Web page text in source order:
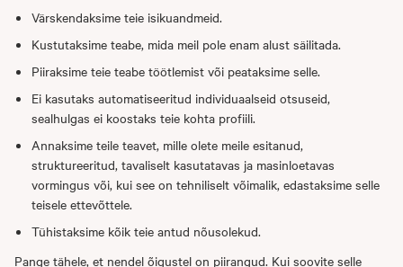
Värskendaksime teie isikuandmeid.
Kustutaksime teabe, mida meil pole enam alust säilitada.
Piiraksime teie teabe töötlemist või peataksime selle.
Ei kasutaks automatiseeritud individuaalseid otsuseid,
sealhulgas ei koostaks teie kohta profiili.
Annaksime teile teavet, mille olete meile esitanud,
struktureeritud, tavaliselt kasutatavas ja masinloetavas
vormingus või, kui see on tehniliselt võimalik, edastaksime selle
teisele ettevõttele.
Tühistaksime kõik teie antud nõusolekud.
Pange tähele, et nendel õigustel on piirangud. Kui soovite selle